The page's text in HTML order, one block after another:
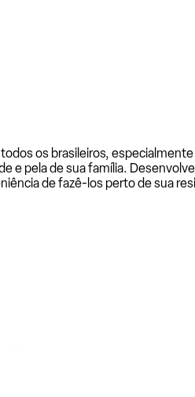
os brasileiros,
e pela de sua família.
de fazê-los perto de sua